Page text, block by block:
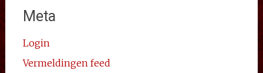
Meta
Login
Vermeldingen feed